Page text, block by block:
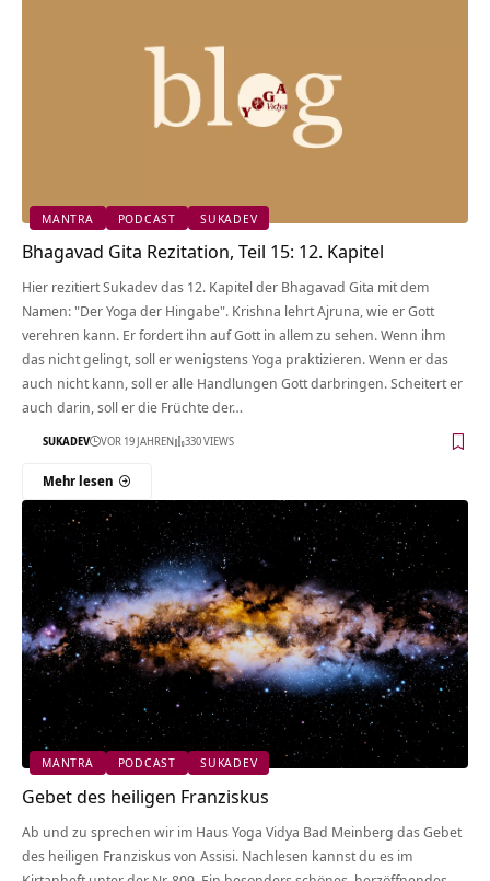
MANTRA PODCAST SUKADEV
Bhagavad Gita Rezitation, Teil 15: 12. Kapitel
Hier rezitiert Sukadev das 12. Kapitel der Bhagavad Gita mit dem
Namen: "Der Yoga der Hingabe". Krishna lehrt Ajruna, wie er Gott
verehren kann. Er fordert ihn auf Gott in allem zu sehen. Wenn ihm
das nicht gelingt, soll er wenigstens Yoga praktizieren. Wenn er das
auch nicht kann, soll er alle Handlungen Gott darbringen. Scheitert er
auch darin, soll er die Früchte der…
SUKADEV VOR 19 JAHREN 330 VIEWS
Mehr lesen
MANTRA PODCAST SUKADEV
Gebet des heiligen Franziskus
Ab und zu sprechen wir im Haus Yoga Vidya Bad Meinberg das Gebet
des heiligen Franziskus von Assisi. Nachlesen kannst du es im